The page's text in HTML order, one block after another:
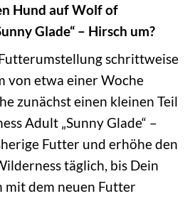
Hund auf Wolf of
Glade“ – Hirsch um?
schrittweise
von etwa einer Woche
zunächst einen kleinen Teil
Adult „Sunny Glade“ –
Futter und erhöhe den
täglich, bis Dein
mit dem neuen Futter